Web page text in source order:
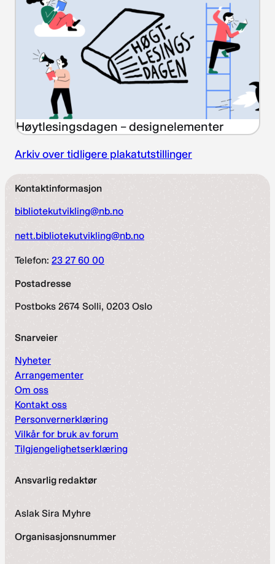
Høytlesingsdagen – designelementer
Arkiv over tidligere plakatutstillinger
Kontaktinformasjon
bibliotekutvikling@nb.no
nett.bibliotekutvikling@nb.no
Telefon: 23 27 60 00
Postadresse
Postboks 2674 Solli, 0203 Oslo
Snarveier
Nyheter
Arrangementer
Om oss
Kontakt oss
Personvernerklæring
Vilkår for bruk av forum
Tilgjengelighetserklæring
Ansvarlig redaktør
Aslak Sira Myhre
Organisasjonsnummer